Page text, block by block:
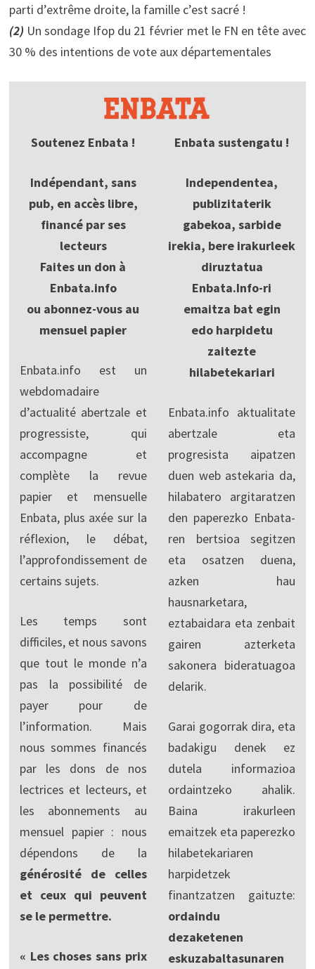
parti d’extrême droite, la famille c’est sacré !
(2) Un sondage Ifop du 21 février met le FN en tête avec
30 % des intentions de vote aux départementales
Soutenez Enbata !
Indépendant, sans
pub, en accès libre,
financé par ses
lecteurs
Faites un don à
Enbata.info
ou abonnez-vous au
mensuel papier
Enbata.info est un
webdomadaire
d’actualité abertzale et
progressiste, qui
accompagne et
complète la revue
papier et mensuelle
Enbata, plus axée sur la
réflexion, le débat,
l’approfondissement de
certains sujets.
Les temps sont
difficiles, et nous savons
que tout le monde n’a
pas la possibilité de
payer pour de
l’information. Mais
nous sommes financés
par les dons de nos
lectrices et lecteurs, et
les abonnements au
mensuel papier : nous
dépendons de la
générosité de celles
et ceux qui peuvent
se le permettre.
« Les choses sans prix
Enbata sustengatu !
Independentea,
publizitaterik
gabekoa, sarbide
irekia, bere irakurleek
diruztatua
Enbata.Info-ri
emaitza bat egin
edo harpidetu
zaitezte
hilabetekariari
Enbata.info aktualitate
abertzale eta
progresista aipatzen
duen web astekaria da,
hilabatero argitaratzen
den paperezko Enbata-
ren bertsioa segitzen
eta osatzen duena,
azken hau
hausnarketara,
eztabaidara eta zenbait
gairen azterketa
sakonera bideratuagoa
delarik.
Garai gogorrak dira, eta
badakigu denek ez
dutela informazioa
ordaintzeko ahalik.
Baina irakurleen
emaitzek eta paperezko
hilabetekariaren
harpidetzek
finantzatzen gaituzte:
ordaindu
dezaketenen
eskuzabaltasunaren